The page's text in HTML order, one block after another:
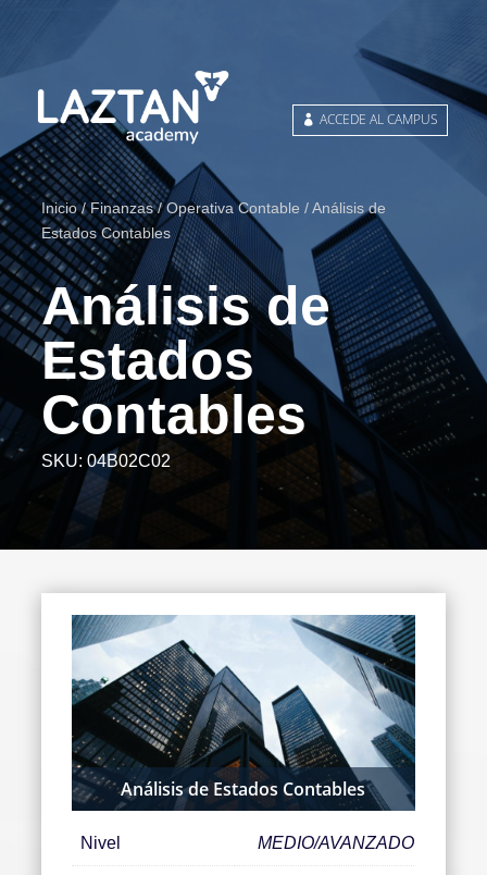
ACCEDE AL CAMPUS
Inicio/Finanzas/Operativa Contable / Análisis de
Estados Contables
Análisis de
Estados
Contables
SKU:04B02C02
Análisis de Estados Contables
Nivel MEDIO/AVANZADO